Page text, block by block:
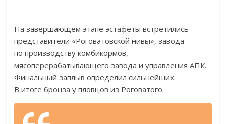
На завершающем этапе эстафеты встретились
представители «Роговатовской нивы», завода
по производству комбикормов,
мясоперерабатывающего завода и управления АПК.
Финальный заплыв определил сильнейших.
В итоге бронза у пловцов из Роговатого.